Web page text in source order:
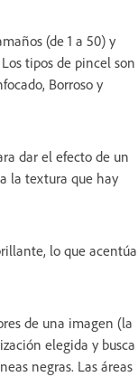
(de 1 a 50) y
tipos de pincel son
Borroso y
dar el efecto de un
la textura que hay
lo que acentúa
de una imagen (la
elegida y busca
negras. Las áreas